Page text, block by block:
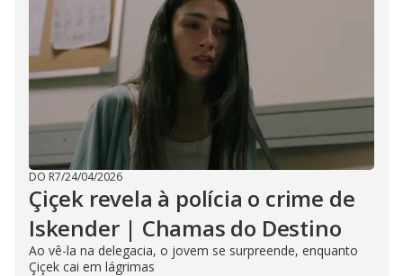
DO R7/24/04/2026
Çiçek revela à polícia o crime de
Iskender | Chamas do Destino
Ao vê-la na delegacia, o jovem se surpreende, enquanto
Çiçek cai em lágrimas